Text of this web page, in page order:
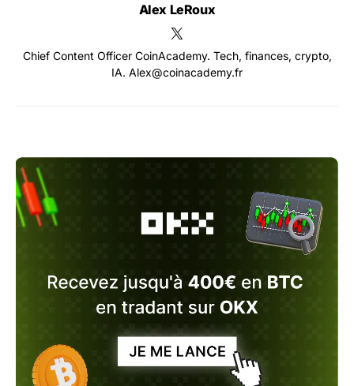
Alex LeRoux
Chief Content Officer CoinAcademy. Tech, finances, crypto,
IA. Alex@coinacademy.fr